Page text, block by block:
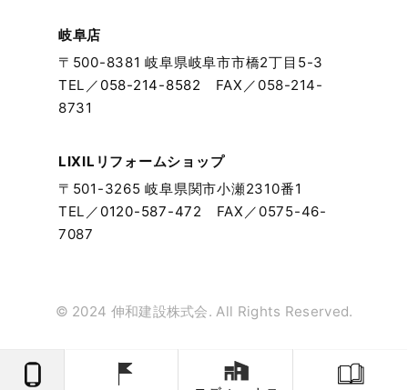
2023年8月
2023年7月
2023年6月
2023年5月
岐阜店
〒500-8381 岐阜県岐阜市市橋2丁目5-3
TEL／ 058-214-8582
FAX／058-214-
8731
LIXILリフォームショップ
〒501-3265 岐阜県関市小瀬2310番1
TEL／ 0120-587-472
FAX／0575-46-
7087
© 2024 伸和建設株式会. All Rights Reserved.